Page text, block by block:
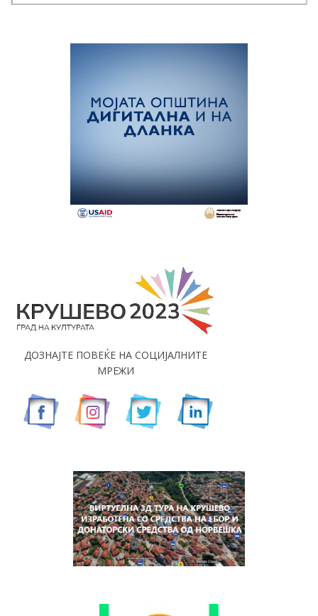
ДОЗНАЈТЕ ПОВЕЌЕ НА СОЦИЈАЛНИТЕ
МРЕЖИ